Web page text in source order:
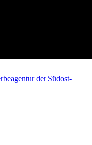
der Südost-